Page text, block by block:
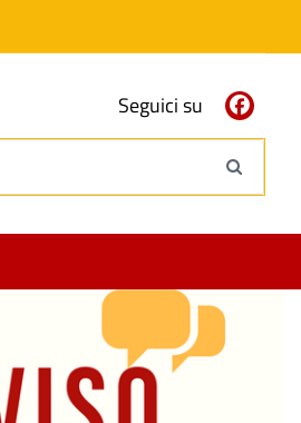
Seguici su